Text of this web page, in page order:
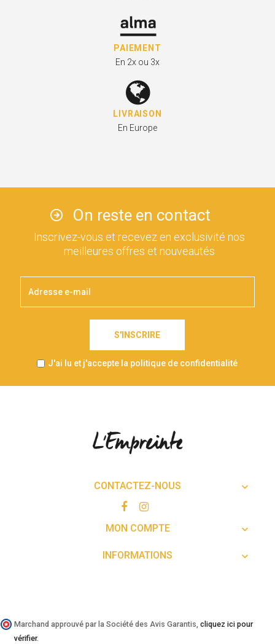
PAIEMENT
En 2x ou 3x
LIVRAISON
En Europe
On reste en contact
Inscrivez-vous et recevez en exclusivité nos
meilleures offres et nouveautés
S'INSCRIRE
J'ai lu et j'accepte la politique de confidentialité
CONTACTEZ-NOUS 
MON COMPTE 
INFORMATIONS 
Marchand approuvé par la Société des Avis Garantis, cliquez ici pour
vérifier.